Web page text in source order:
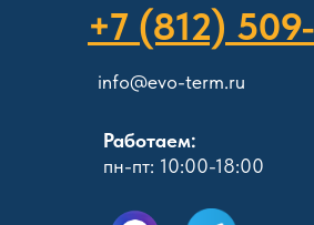
+7 (812)
Работаем:
пн-пт: 10:00-18:00
info@evo-term.ru